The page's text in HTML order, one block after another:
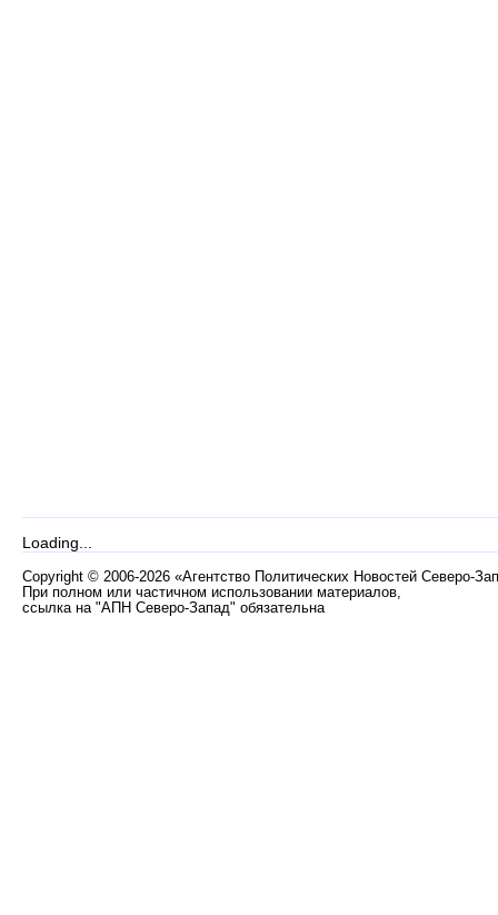
Loading...
Copyright © 2006-2026 «Агентство Политических Новостей Северо-
При полном или частичном использовании материалов,
ссылка на "АПН Северо-Запад" обязательна